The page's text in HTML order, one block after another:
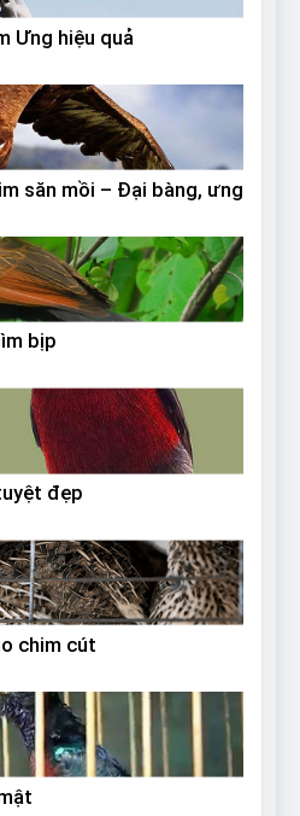
Ưng hiệu quả
săn mồi – Đại bàng, ưng
bịp
đẹp
chim cút